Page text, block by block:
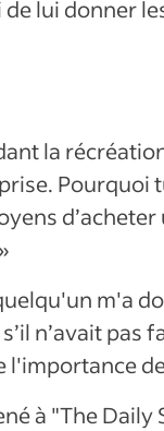
lui donner
la
Pourquoi
m'a
n’avait pas
l'importance
à "The Daily